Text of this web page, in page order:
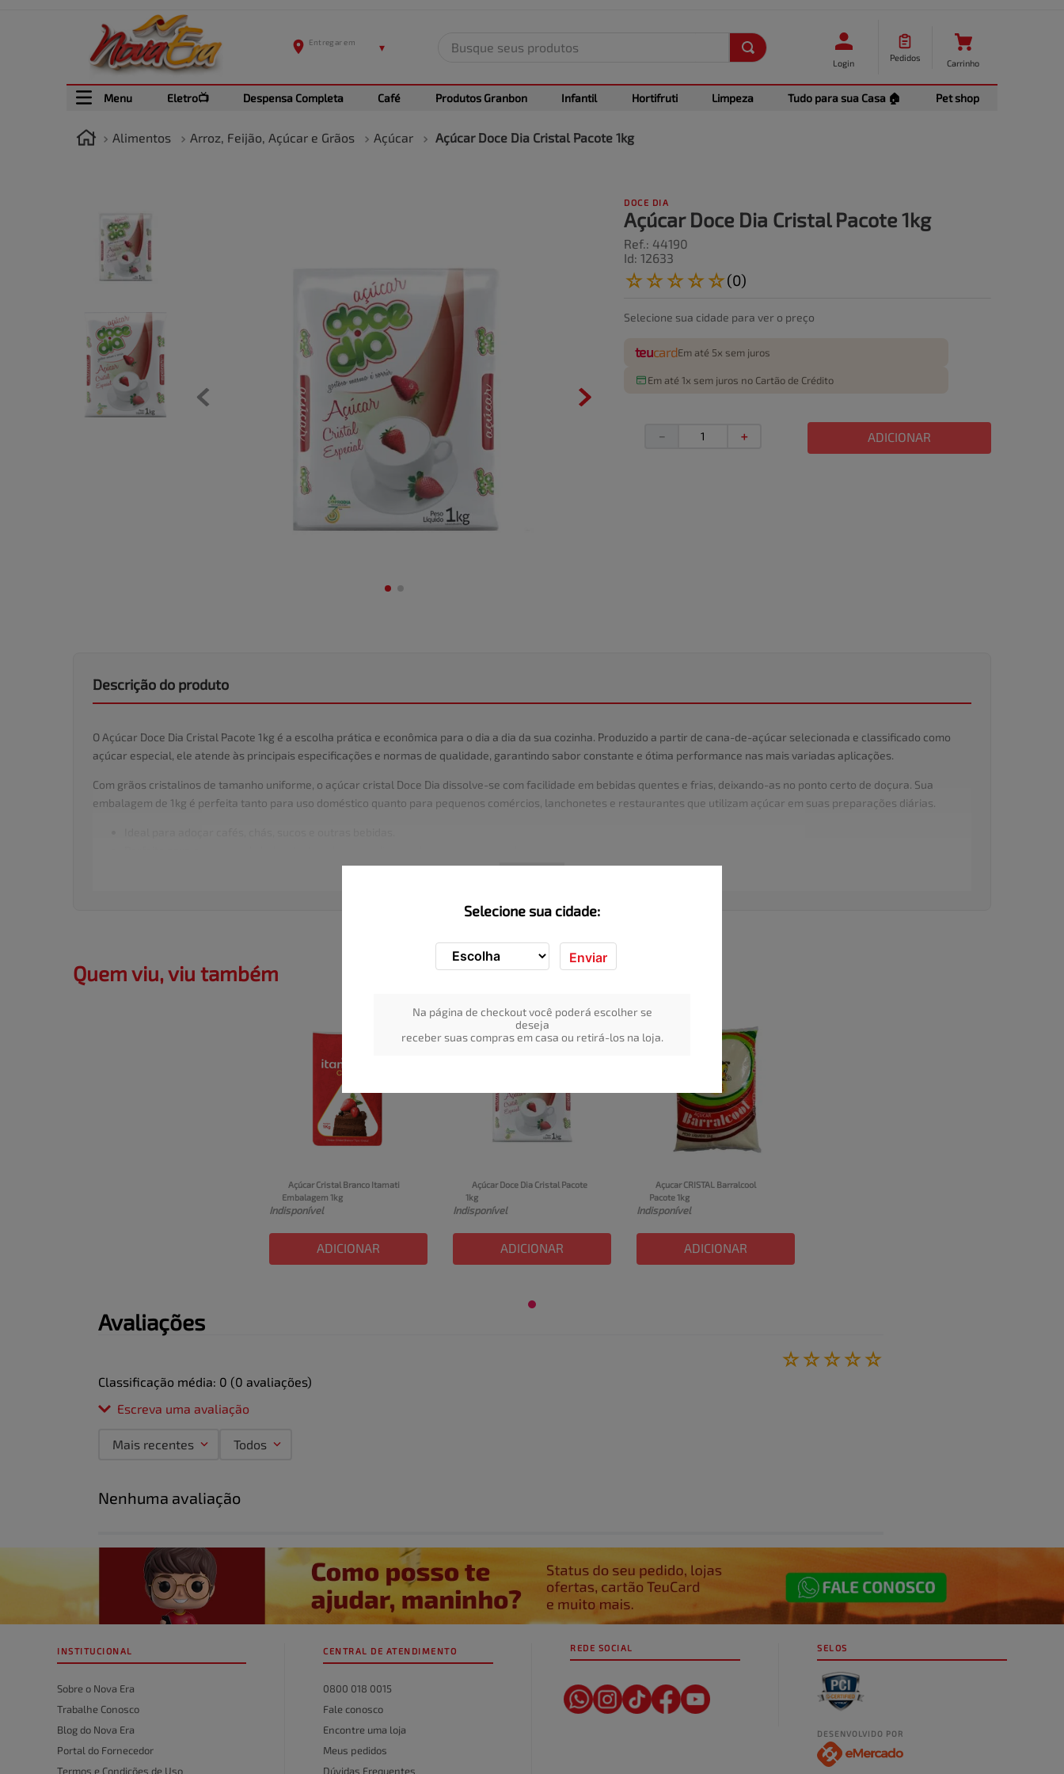
Selecione sua cidade:
Enviar
Na página de checkout você poderá escolher se
deseja
receber suas compras em casa ou retirá-los na loja.
Login
Pedidos
Carrinho
Menu Eletro📺 Despensa Completa Café Produtos Granbon Infantil Hortifruti Limpeza Tudo para sua Casa 🏠 Pet shop
Alimentos Arroz, Feijão, Açúcar e Grãos Açúcar Açúcar Doce Dia Cristal Pacote 1kg
DOCE DIA
Açúcar Doce Dia Cristal Pacote 1kg
Ref.: 44190
Id: 12633
☆☆☆☆☆(0)
Selecione sua cidade para ver o preço
teucardEm até 5x sem juros
Em até 1x sem juros no Cartão de Crédito
＋
－ ADICIONAR
Descrição do produto
O Açúcar Doce Dia Cristal Pacote 1kg é a escolha prática e econômica para o dia a dia da sua cozinha. Produzido a partir de cana-de-açúcar selecionada e classificado como
açúcar especial, ele atende às principais especificações e normas de qualidade, garantindo sabor constante e ótima performance nas mais variadas aplicações.
Com grãos cristalinos de tamanho uniforme, o açúcar cristal Doce Dia dissolve-se com facilidade em bebidas quentes e frias, deixando-as no ponto certo de doçura. Sua
embalagem de 1kg é perfeita tanto para uso doméstico quanto para pequenos comércios, lanchonetes e restaurantes que utilizam açúcar em suas preparações diárias.
Indicado para uso em residências, lanchonetes, padarias, restaurantes e pequenos negócios.
VER MAIS
Quem viu, viu também
Açúcar Cristal Branco Itamati
Embalagem 1kg
Indisponível
ADICIONAR
Açúcar Doce Dia Cristal Pacote
1kg
Indisponível
ADICIONAR
Açucar CRISTAL Barralcool
Pacote 1kg
Indisponível
ADICIONAR
Avaliações
☆☆☆☆☆
Classificação média: 0 (0 avaliações)
Escreva uma avaliação
Título
Avalie o produto de 1 a 5 estrelas
★★★★★
Seu nome
Escreva uma avaliação
Mais recentes Todos
Nenhuma avaliação
INSTITUCIONAL
Sobre o Nova Era
Trabalhe Conosco
Blog do Nova Era
Portal do Fornecedor
Termos e Condições de Uso
CENTRAL DE ATENDIMENTO
0800 018 0015
Fale conosco
Encontre uma loja
Meus pedidos
Dúvidas Frequentes
REDE SOCIAL SELOS
DESENVOLVIDO POR
1
leite
frango